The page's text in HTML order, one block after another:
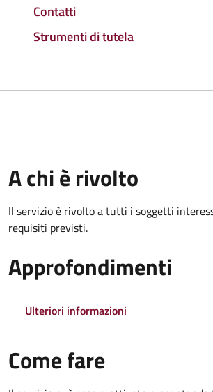
Contatti
Strumenti di tutela
A chi è rivolto
Il servizio è rivolto a tutti i soggetti
requisiti previsti.
Approfondimenti
Ulteriori informazioni
Come fare